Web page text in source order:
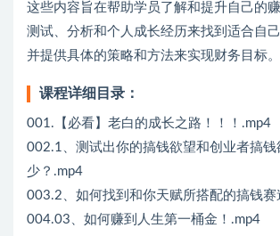
这些内容旨在帮助学员了解和提升自己的
测试、分析和个人成长经历来找到适合自
并提供具体的策略和方法来实现财务目标。
课程详细目录：
001.【必看】老白的成长之路！！！.mp4
002.1、测试出你的搞钱欲望和创业者搞钱
少？.mp4
003.2、如何找到和你天赋所搭配的搞钱赛
004.03、如何赚到人生第一桶金！.mp4